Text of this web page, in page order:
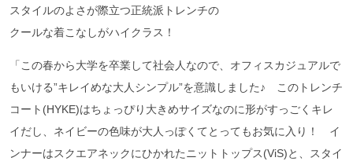
スタイルのよさが際立つ正統派トレンチの
クールな着こなしがハイクラス！
「この春から大学を卒業して社会人なので、オフィスカジュアルで
もいける”キレイめな大人シンプル”を意識しました♪ このトレンチ
コート(HYKE)はちょっぴり大きめサイズなのに形がすっごくキレ
イだし、ネイビーの色味が大人っぽくてとってもお気に入り！ イ
ンナーはスクエアネックにひかれたニットトップス(ViS)と、スタイ